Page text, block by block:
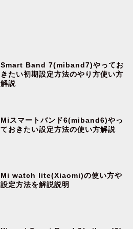
Smart Band 7(miband7)やってお
きたい初期設定方法のやり方使い方
解説
Miスマートバンド6(miband6)やっ
ておきたい設定方法の使い方解説
Mi watch lite(Xiaomi)の使い方や
設定方法を解説説明